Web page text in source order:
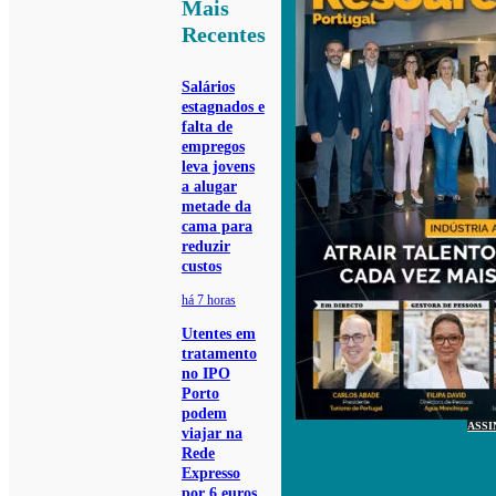
Mais
Recentes
Salários
estagnados e
falta de
empregos
leva jovens
a alugar
metade da
cama para
reduzir
custos
há 7 horas
Utentes em
tratamento
no IPO
Porto
podem
viajar na
Rede
Expresso